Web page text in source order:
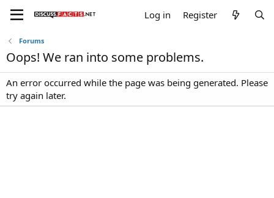
Log in Register
Forums
Oops! We ran into some problems.
An error occurred while the page was being generated. Please
try again later.